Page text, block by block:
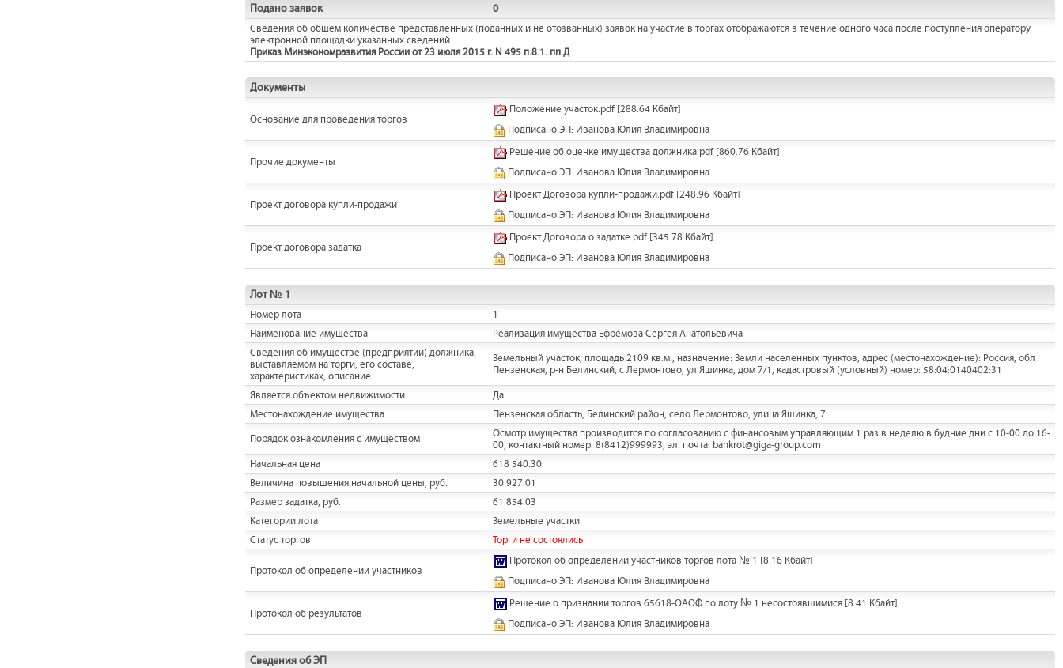
Подано заявок 0
Сведения об общем количестве представленных (поданных и не отозванных) заявок на участие в торгах отображаются в течение одного часа после поступления оператору
электронной площадки указанных сведений.
Приказ Минэкономразвития России от 23 июля 2015 г. N 495 п.8.1. пп.Д
Документы
Основание для проведения торгов
Положение участок.pdf[288.64 Кбайт]
Подписано ЭП: Иванова Юлия Владимировна
Прочие документы
Решение об оценке имущества должника.pdf[860.76 Кбайт]
Подписано ЭП: Иванова Юлия Владимировна
Проект договора купли-продажи
Проект Договора купли-продажи.pdf[248.96 Кбайт]
Подписано ЭП: Иванова Юлия Владимировна
Проект договора задатка
Проект Договора о задатке.pdf[345.78 Кбайт]
Подписано ЭП: Иванова Юлия Владимировна
Лот № 1
Номер лота
1
Наименование имущества
Реализация имущества Ефремова Сергея Анатольевича
Cведения об имуществе (предприятии) должника,
выставляемом на торги, его составе,
характеристиках, описание
Земельный участок, площадь 2109 кв.м., назначение: Земли населенных пунктов, адрес (местонахождение): Россия, обл
Пензенская, р-н Белинский, с Лермонтово, ул Яшинка, дом 7/1, кадастровый (условный) номер: 58:04:0140402:31
Является объектом недвижимости
Да
Местонахождение имущества
Пензенская область, Белинский район, село Лермонтово, улица Яшинка, 7
Порядок ознакомления с имуществом
Осмотр имущества производится по согласованию с финансовым управляющим 1 раз в неделю в будние дни с 10-00 до 16-
00, контактный номер: 8(8412)999993, эл. почта: bankrot@giga-group.com
Начальная цена
618 540.30
Величина повышения начальной цены, руб.
30 927.01
Размер задатка, руб.
61 854.03
Категории лота
Земельные участки
Статус торгов
Торги не состоялись
Протокол об определении участников
Протокол об определении участников торгов лота № 1 [8.16 Кбайт]
Подписано ЭП: Иванова Юлия Владимировна
Протокол об результатов
Решение о признании торгов 65618-ОАОФ по лоту № 1 несостоявшимися [8.41 Кбайт]
Подписано ЭП: Иванова Юлия Владимировна
Сведения об ЭП